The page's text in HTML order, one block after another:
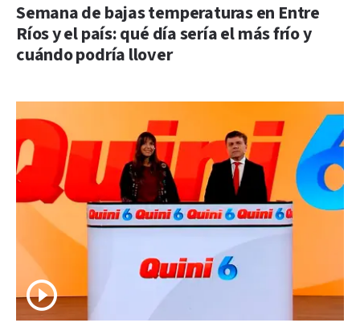
Semana de bajas temperaturas en Entre
Ríos y el país: qué día sería el más frío y
cuándo podría llover